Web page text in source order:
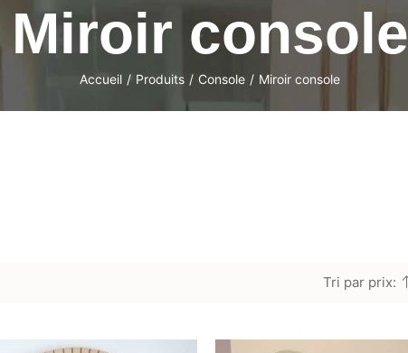
Miroir console
Accueil / Produits / Console / Miroir console
Tri par prix: